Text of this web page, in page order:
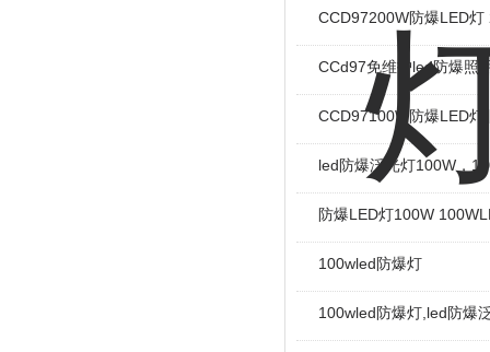
CCD97200W防爆LED
CCd97免维护led防爆照
CCD97100W防爆LED
led防爆泛光灯100W，
防爆LED灯100W
100wled防爆灯
100wled防爆灯,led防爆